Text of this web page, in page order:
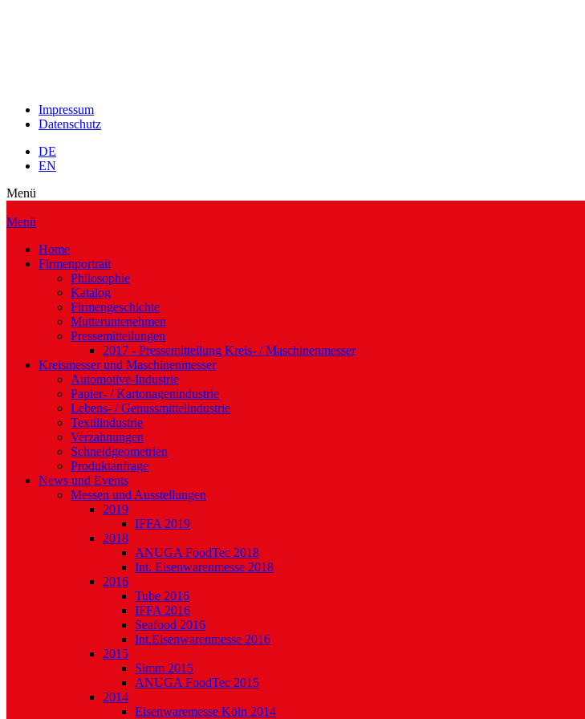
Impressum
Datenschutz
DE
EN
Menü
Menü
Home
Firmenportrait
Philosophie
Katalog
Firmengeschichte
Mutteruntenehmen
Pressemitteilungen
2017 - Pressemitteilung Kreis- / Maschinenmesser
Kreismesser und Maschinenmesser
Automotive-Industrie
Papier- / Kartonagenindustrie
Lebens- / Genussmittelindustrie
Textilindustrie
Verzahnungen
Schneidgeometrien
Produktanfrage
News und Events
Messen und Ausstellungen
2019
IFFA 2019
2018
ANUGA FoodTec 2018
Int. Eisenwarenmesse 2018
2016
Tube 2016
IFFA 2016
Seafood 2016
Int.Eisenwarenmesse 2016
2015
Simm 2015
ANUGA FoodTec 2015
2014
Eisenwaremesse Köln 2014